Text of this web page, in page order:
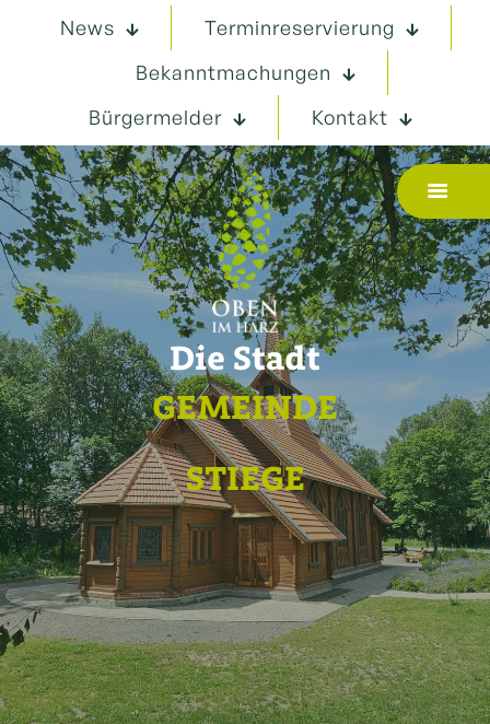
News
Terminreservierung
Bekanntmachungen
Bürgermelder
Kontakt
Die Stadt
GEMEINDE
STIEGE